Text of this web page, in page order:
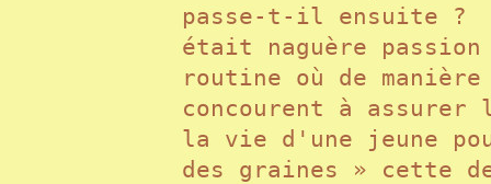
passe-t-il ensuite ?
était naguère
routine où de
concourent à
la vie d'une jeune
des graines » cette